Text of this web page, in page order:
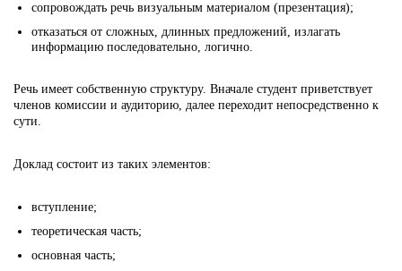
сопровождать речь визуальным материалом (презентация);
отказаться от сложных, длинных предложений, излагать
информацию последовательно, логично.
Речь имеет собственную структуру. Вначале студент приветствует
членов комиссии и аудиторию, далее переходит непосредственно к
сути.
Доклад состоит из таких элементов:
вступление;
теоретическая часть;
основная часть;